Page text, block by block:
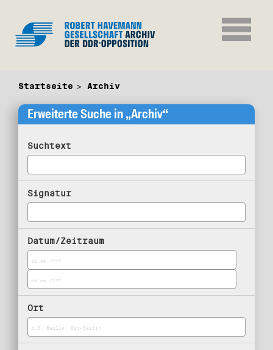
Startseite Archiv
Erweiterte Suche in „Archiv“
Suchtext
Signatur
Datum/Zeitraum
Ort